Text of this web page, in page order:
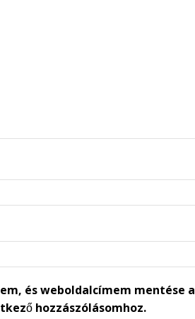
és weboldalcímem mentése a
hozzászólásomhoz.